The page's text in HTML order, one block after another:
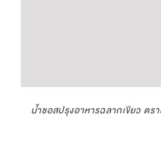
น้ำซอสปรุงอาหารฉลากเขียว ตร